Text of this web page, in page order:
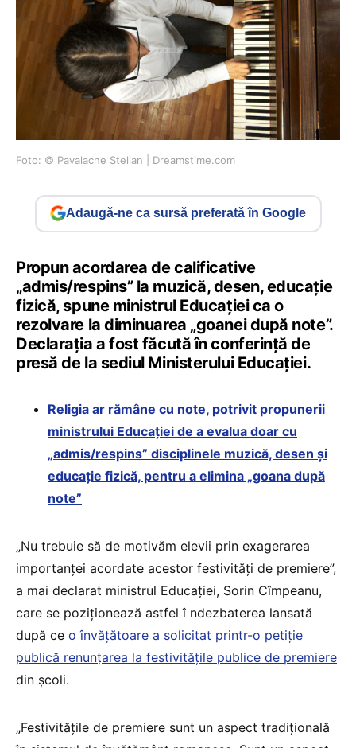
Foto: © Pavalache Stelian | Dreamstime.com
Adaugă-ne ca sursă preferată în Google
Propun acordarea de calificative
„admis/respins” la muzică, desen, educație
fizică, spune ministrul Educației ca o
rezolvare la diminuarea „goanei după note”.
Declarația a fost făcută în conferință de
presă de la sediul Ministerului Educației.
Religia ar rămâne cu note, potrivit propunerii
ministrului Educației de a evalua doar cu
„admis/respins” disciplinele muzică, desen și
educație fizică, pentru a elimina „goana după
note”
„Nu trebuie să de motivăm elevii prin exagerarea
importanței acordate acestor festivități de premiere”,
a mai declarat ministrul Educației, Sorin Cîmpeanu,
care se poziționează astfel î ndezbaterea lansată
după ce o învățătoare a solicitat printr-o petiție
publică renunțarea la festivitățile publice de premiere
din școli.
„Festivitățile de premiere sunt un aspect tradițională